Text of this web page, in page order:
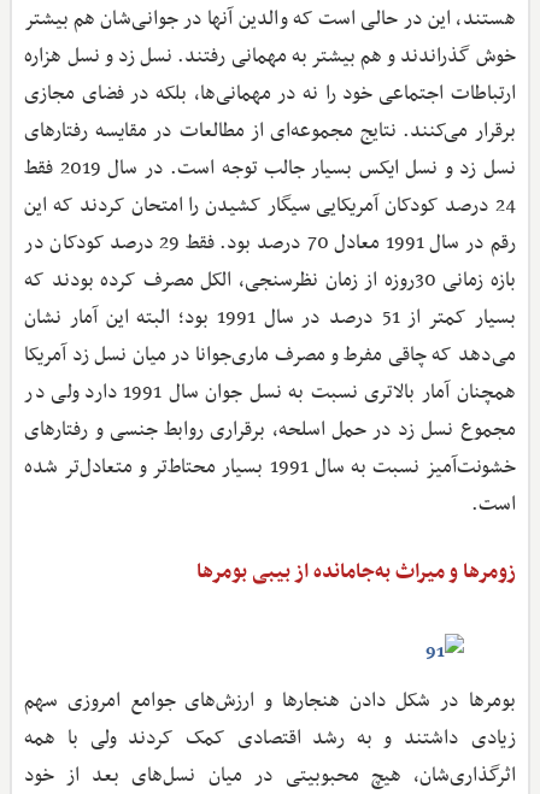
هستند، این در حالی است که والدین آنها در جوانی‌شان هم بیشتر
خوش گذراندند و هم بیشتر به مهمانی رفتند. نسل زد و نسل هزاره
ارتباطات اجتماعی خود را نه در مهمانی‌ها، بلکه در فضای مجازی
برقرار می‌کنند. نتایج مجموعه‌ای از مطالعات در مقایسه رفتارهای
نسل زد و نسل ایکس بسیار جالب توجه است. در سال 2019 فقط
24 درصد کودکان آمریکایی سیگار کشیدن را امتحان کردند که این
رقم در سال 1991 معادل 70 درصد بود. فقط 29 درصد کودکان در
بازه زمانی 30روزه از زمان نظرسنجی، الکل مصرف کرده بودند که
بسیار کمتر از 51 درصد در سال 1991 بود؛ البته این آمار نشان
می‌دهد که چاقی مفرط و مصرف ماری‌جوانا در میان نسل زد آمریکا
همچنان آمار بالاتری نسبت به نسل جوان سال 1991 دارد ولی در
مجموع نسل زد در حمل اسلحه، برقراری روابط جنسی و رفتارهای
خشونت‌آمیز نسبت به سال 1991 بسیار محتاط‌تر و متعادل‌تر شده
است.
زومرها و میراث به‌جامانده از بیبی بومرها
بومرها در شکل دادن هنجارها و ارزش‌های جوامع امروزی سهم
زیادی داشتند و به رشد اقتصادی کمک کردند ولی با همه
اثرگذاری‌شان، هیچ محبوبیتی در میان نسل‌های بعد از خود